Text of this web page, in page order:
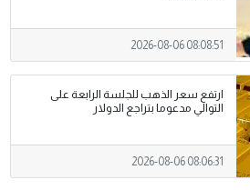
2026-08-06 08:08:51
ارتفع سعر الذهب للجلسة الرابعة على
التوالي مدعوما بتراجع الدولار
2026-08-06 08:06:31